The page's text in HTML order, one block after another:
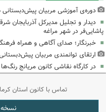
دوره‌ی آموزشی مربیان پیش‌دبستانی
دیدار و تجلیل مدیرکل آذربایجان
پاشایی‌فر در شهر مراغه
خبرنگار؛ صدای آگاهی و همراه
ارتقای توانمندی مربیان
در کارگاه نقاشی کانون مریانج
تماس با کانون استان